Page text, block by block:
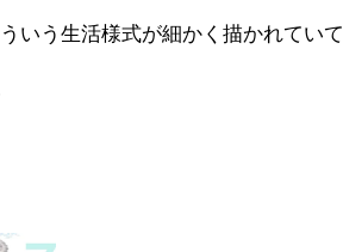
いう生活様式が細かく描かれていて